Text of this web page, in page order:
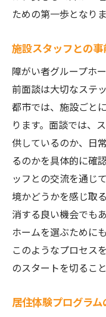
ための第一歩となりま
施設スタッフとの
障がい者グループホ
前面談は大切なステ
都市では、施設ごと
ります。面談では、
供しているのか、日
るのかを具体的に確
ッフとの交流を通じ
境かどうかを感じ取
消する良い機会でも
ホームを選ぶために
このようなプロセス
のスタートを切るこ
居住体験プログラム